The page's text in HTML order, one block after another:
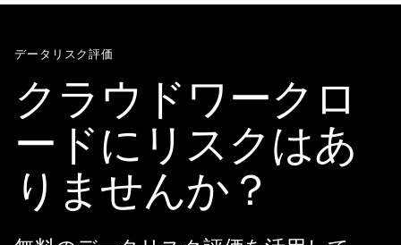
データリスク評価
クラウドワークロ
ードにリスクはあ
りませんか？